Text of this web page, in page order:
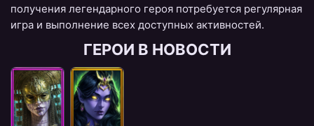
получения легендарного героя потребуется регулярная
игра и выполнение всех доступных активностей.
ГЕРОИ В НОВОСТИ